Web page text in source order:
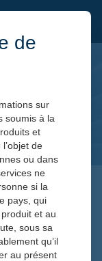
de
sur
soumis à la
et
de
ou dans
ne
si la
pays, qui
et au
sous sa
qu’il
au présent